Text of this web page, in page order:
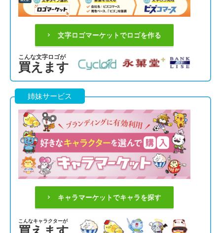
文字ロゴマーケットでロゴを作る
こんな文字ロゴが
買えます
姉妹サービス
キャラマーケットでキャラを探す
こんなキャラクターが